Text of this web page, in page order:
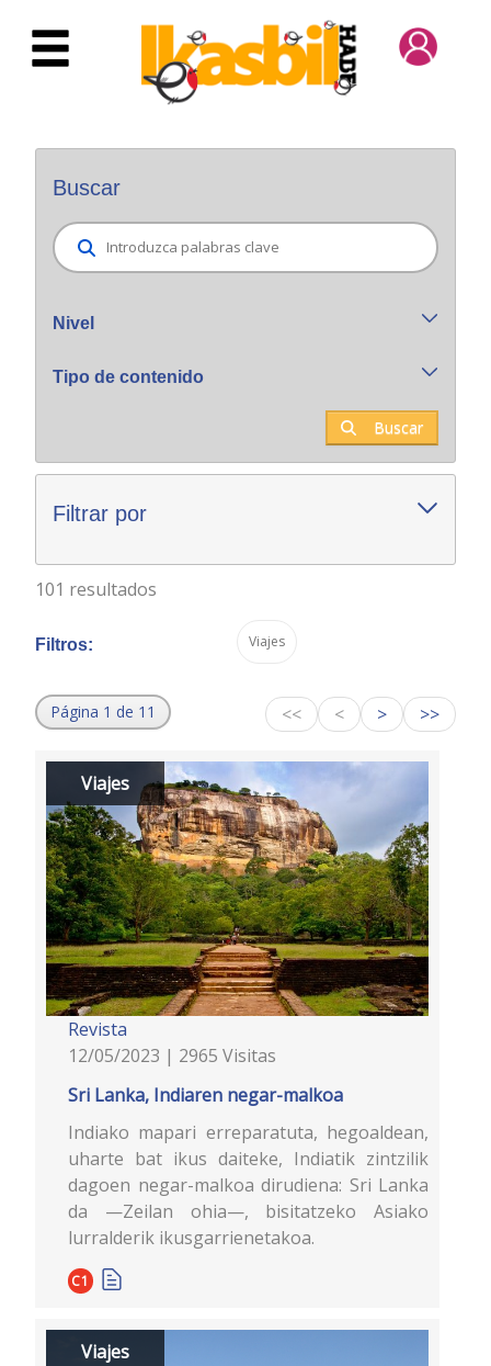
Saltar al contenido principal
Buscar
Nivel
Tipo de contenido
Buscar
Filtrar por
101 resultados
Filtros: Viajes
Página 1 de 11 << < > >>
Viajes
Revista
12/05/2023 | 2965 Visitas
Sri Lanka, Indiaren negar-malkoa
Indiako mapari erreparatuta, hegoaldean,
uharte bat ikus daiteke, Indiatik zintzilik
dagoen negar-malkoa dirudiena: Sri Lanka
da —Zeilan ohia—, bisitatzeko Asiako
lurralderik ikusgarrienetakoa.
C1
Viajes